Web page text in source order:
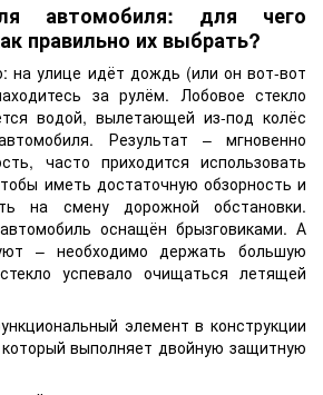
автомобиля: для чего
правильно их выбрать?
на улице идёт дождь (или он вот-вот
за рулём. Лобовое стекло
водой, вылетающей из-под колёс
Результат – мгновенно
часто приходится использовать
иметь достаточную обзорность и
на смену дорожной обстановки.
оснащён брызговиками. А
– необходимо держать большую
успевало очищаться летящей
элемент в конструкции
выполняет двойную защитную